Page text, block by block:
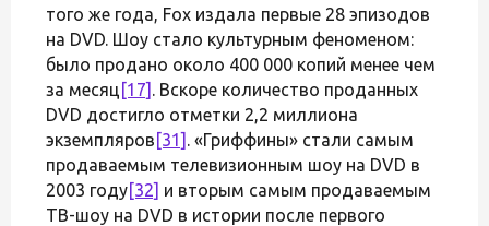
того же года, Fox издала первые 28 эпизодов
на DVD. Шоу стало культурным феноменом:
было продано около 400 000 копий менее чем
за месяц [17] . Вскоре количество проданных
DVD достигло отметки 2,2 миллиона
экземпляров [31] . «Гриффины» стали самым
продаваемым телевизионным шоу на DVD в
2003 году[32] и вторым самым продаваемым
ТВ-шоу на DVD в истории после первого